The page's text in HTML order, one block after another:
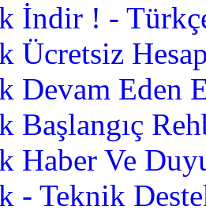
İndir ! -
Ücretsiz
Devam Eden
Başlangıç
Haber Ve
- Teknik